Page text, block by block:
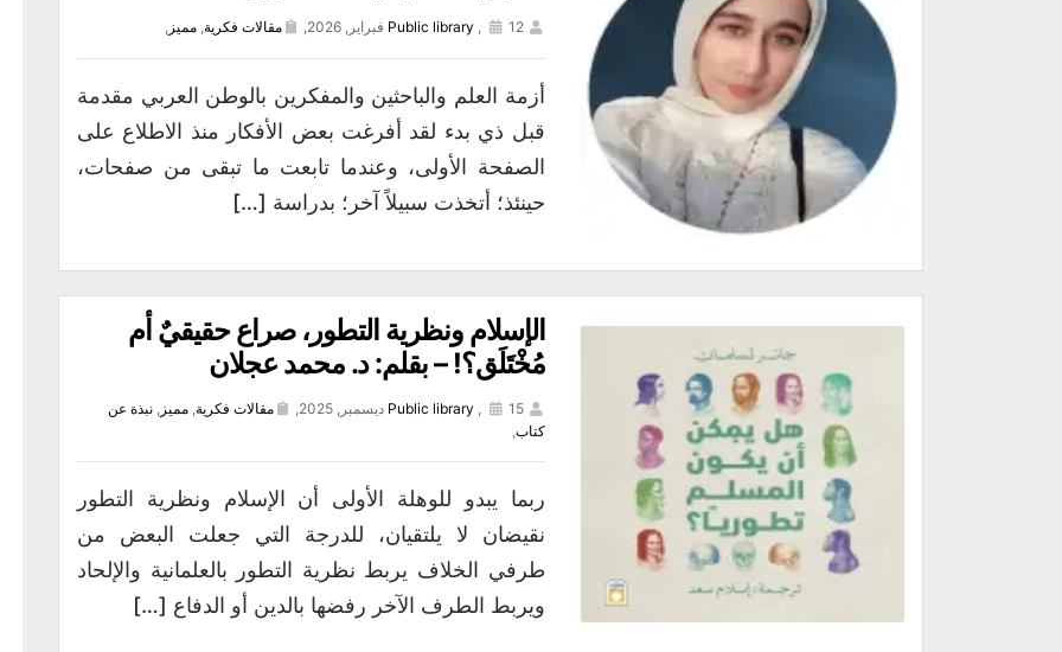
Public library , 12 فبراير, 2026, مقالات فكرية,مميز,
أزمة العلم والباحثين والمفكرين بالوطن العربي مقدمة
قبل ذي بدء لقد أفرغت بعض الأفكار منذ الاطلاع على
الصفحة الأولى، وعندما تابعت ما تبقى من صفحات،
حينئذ؛ أتخذت سبيلاً آخر؛ بدراسة […]
الإسلام ونظرية التطور، صراع حقيقيٌ أم
مُخْتَلَق؟! – بقلم: د. محمد عجلان
Public library , 15 ديسمبر, 2025, مقالات فكرية,مميز,نبذة عن
كتاب,
ربما يبدو للوهلة الأولى أن الإسلام ونظرية التطور
نقيضان لا يلتقيان، للدرجة التي جعلت البعض من
طرفي الخلاف يربط نظرية التطور بالعلمانية والإلحاد
ويربط الطرف الآخر رفضها بالدين أو الدفاع […]